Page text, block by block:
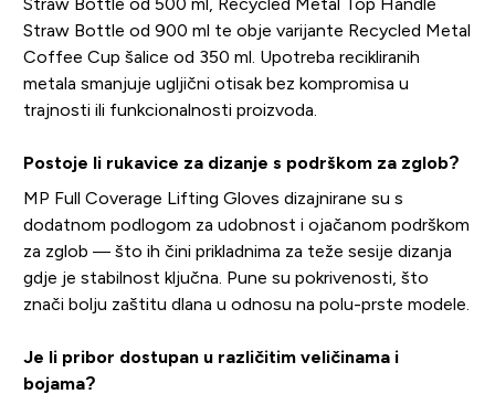
Straw Bottle od 900 ml te obje varijante Recycled Metal
Coffee Cup šalice od 350 ml. Upotreba recikliranih
metala smanjuje ugljični otisak bez kompromisa u
trajnosti ili funkcionalnosti proizvoda.
Postoje li rukavice za dizanje s podrškom za zglob?
MP Full Coverage Lifting Gloves dizajnirane su s
dodatnom podlogom za udobnost i ojačanom podrškom
za zglob — što ih čini prikladnima za teže sesije dizanja
gdje je stabilnost ključna. Pune su pokrivenosti, što
znači bolju zaštitu dlana u odnosu na polu-prste modele.
Je li pribor dostupan u različitim veličinama i
bojama?